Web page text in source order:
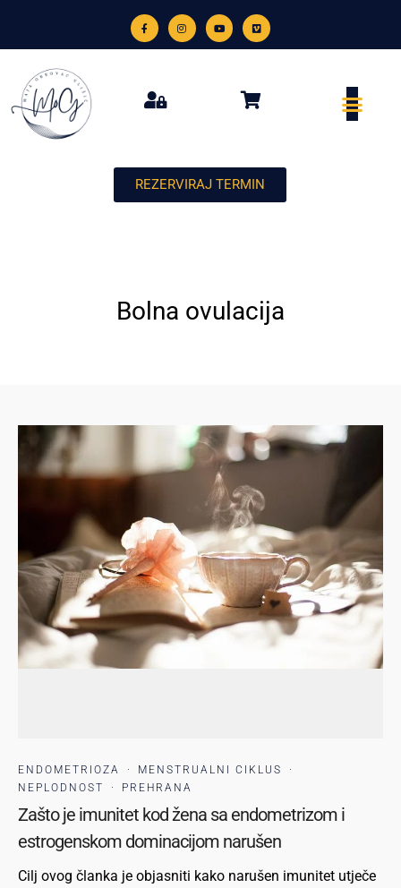
REZERVIRAJ TERMIN
Bolna ovulacija
ENDOMETRIOZA · MENSTRUALNI CIKLUS
·
NEPLODNOST
· PREHRANA
Zašto je imunitet kod žena sa endometrizom i
estrogenskom dominacijom narušen
Cilj ovog članka je objasniti kako narušen imunitet utječe